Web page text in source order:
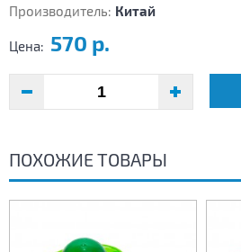
Производитель: Китай
Цена: 570 р.
ПОХОЖИЕ ТОВАРЫ